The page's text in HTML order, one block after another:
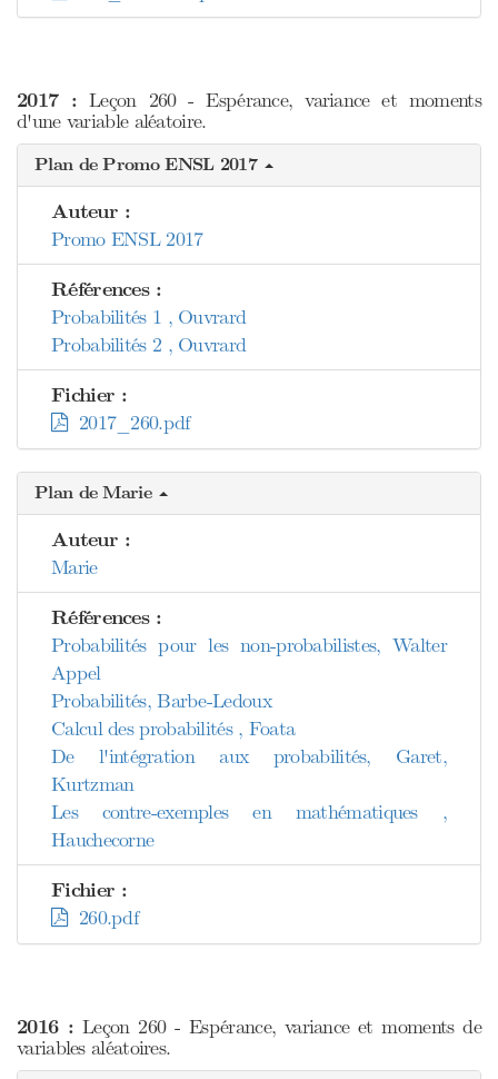
2017 : Leçon 260 - Espérance, variance et moments
d'une variable aléatoire.
Plan de Promo ENSL 2017
Auteur :
Promo ENSL 2017
Références :
Probabilités 1 , Ouvrard
Probabilités 2 , Ouvrard
Fichier :
2017_260.pdf
Plan de Marie
Auteur :
Marie
Références :
Probabilités pour les non-probabilistes, Walter
Appel
Probabilités, Barbe-Ledoux
Calcul des probabilités , Foata
De l'intégration aux probabilités, Garet,
Kurtzman
Les contre-exemples en mathématiques ,
Hauchecorne
Fichier :
260.pdf
2016 : Leçon 260 - Espérance, variance et moments de
variables aléatoires.